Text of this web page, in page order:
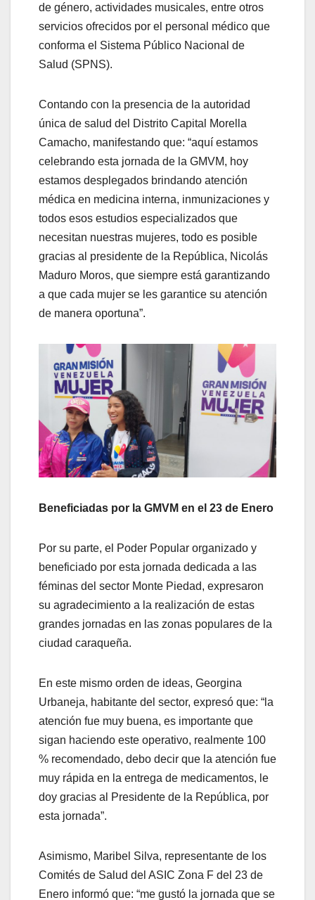
de género, actividades musicales, entre otros
servicios ofrecidos por el personal médico que
conforma el Sistema Público Nacional de
Salud (SPNS).
Contando con la presencia de la autoridad
única de salud del Distrito Capital Morella
Camacho, manifestando que: “aquí estamos
celebrando esta jornada de la GMVM, hoy
estamos desplegados brindando atención
médica en medicina interna, inmunizaciones y
todos esos estudios especializados que
necesitan nuestras mujeres, todo es posible
gracias al presidente de la República, Nicolás
Maduro Moros, que siempre está garantizando
a que cada mujer se les garantice su atención
de manera oportuna”.
Beneficiadas por la GMVM en el 23 de Enero
Por su parte, el Poder Popular organizado y
beneficiado por esta jornada dedicada a las
féminas del sector Monte Piedad, expresaron
su agradecimiento a la realización de estas
grandes jornadas en las zonas populares de la
ciudad caraqueña.
En este mismo orden de ideas, Georgina
Urbaneja, habitante del sector, expresó que: “la
atención fue muy buena, es importante que
sigan haciendo este operativo, realmente 100
% recomendado, debo decir que la atención fue
muy rápida en la entrega de medicamentos, le
doy gracias al Presidente de la República, por
esta jornada”.
Asimismo, Maribel Silva, representante de los
Comités de Salud del ASIC Zona F del 23 de
Enero informó que: “me gustó la jornada que se